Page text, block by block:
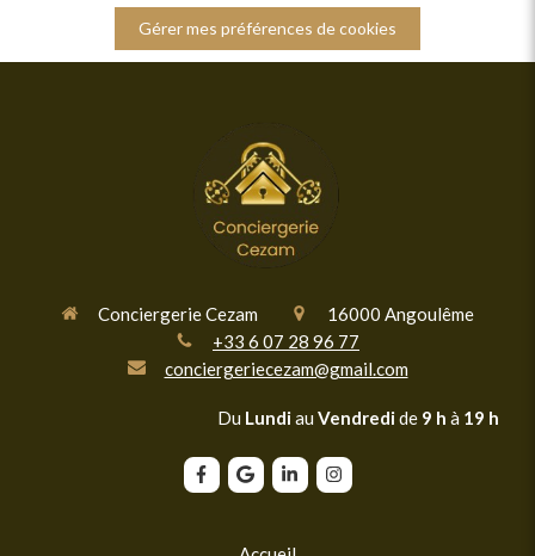
Gérer mes préférences de cookies
Conciergerie Cezam 16000 Angoulême
+33 6 07 28 96 77
conciergeriecezam@gmail.com
Du Lundiau Vendredide 9 h à 19 h